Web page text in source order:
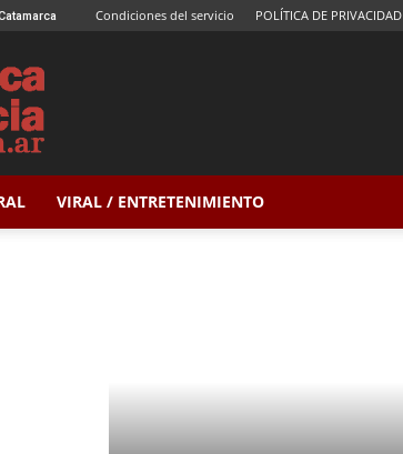
Condiciones del servicio POLÍTICA DE PRIVACIDAD
VIRAL / ENTRETENIMIENTO